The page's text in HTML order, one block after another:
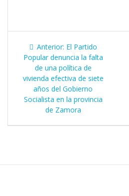
b
o
o
k
t
e
r
s
A
p
p
g
r
a
m
L
k
Navegación
de
entradas
Anterior: Entrada
anterior:
El Partido
Popular denuncia la falta
de una política de
vivienda efectiva de siete
años del Gobierno
Socialista en la provincia
de Zamora